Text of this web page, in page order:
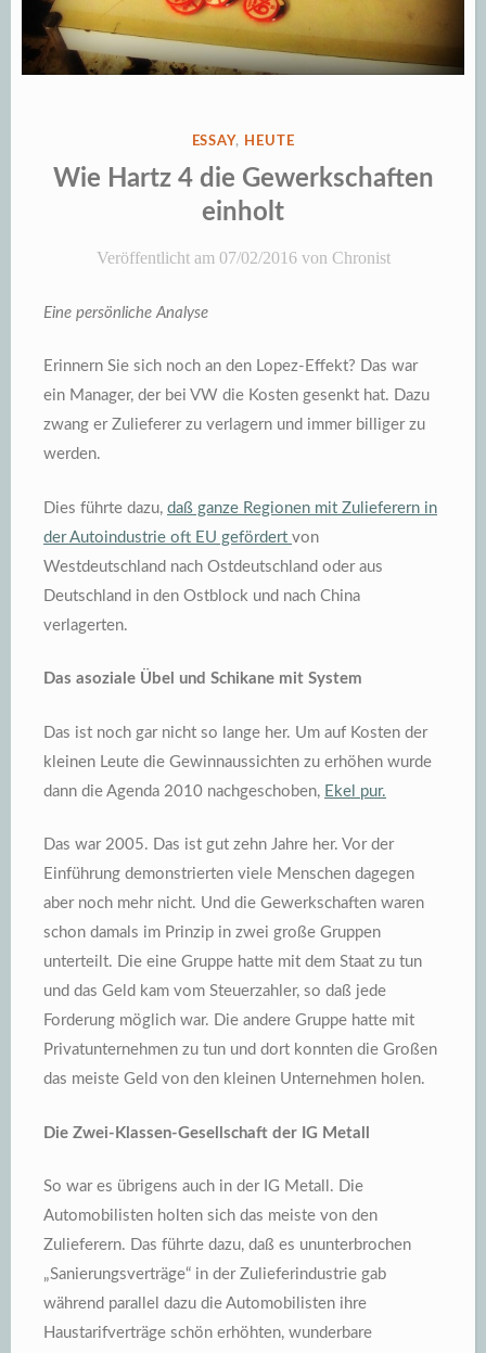
VERÖFFENTLICHT
ESSAY, HEUTE
Wie Hartz 4 die Gewerkschaften
einholt
Veröffentlicht am 07/02/2016von Chronist
Eine persönliche Analyse
Erinnern Sie sich noch an den Lopez-Effekt? Das war
ein Manager, der bei VW die Kosten gesenkt hat. Dazu
zwang er Zulieferer zu verlagern und immer billiger zu
werden.
Dies führte dazu, daß ganze Regionen mit Zulieferern in
der Autoindustrie oft EU gefördert von
Westdeutschland nach Ostdeutschland oder aus
Deutschland in den Ostblock und nach China
verlagerten.
Das asoziale Übel und Schikane mit System
Das ist noch gar nicht so lange her. Um auf Kosten der
kleinen Leute die Gewinnaussichten zu erhöhen wurde
dann die Agenda 2010 nachgeschoben, Ekel pur.
Das war 2005. Das ist gut zehn Jahre her. Vor der
Einführung demonstrierten viele Menschen dagegen
aber noch mehr nicht. Und die Gewerkschaften waren
schon damals im Prinzip in zwei große Gruppen
unterteilt. Die eine Gruppe hatte mit dem Staat zu tun
und das Geld kam vom Steuerzahler, so daß jede
Forderung möglich war. Die andere Gruppe hatte mit
Privatunternehmen zu tun und dort konnten die Großen
das meiste Geld von den kleinen Unternehmen holen.
Die Zwei-Klassen-Gesellschaft der IG Metall
So war es übrigens auch in der IG Metall. Die
Automobilisten holten sich das meiste von den
Zulieferern. Das führte dazu, daß es ununterbrochen
„Sanierungsverträge“ in der Zulieferindustrie gab
während parallel dazu die Automobilisten ihre
Haustarifverträge schön erhöhten, wunderbare